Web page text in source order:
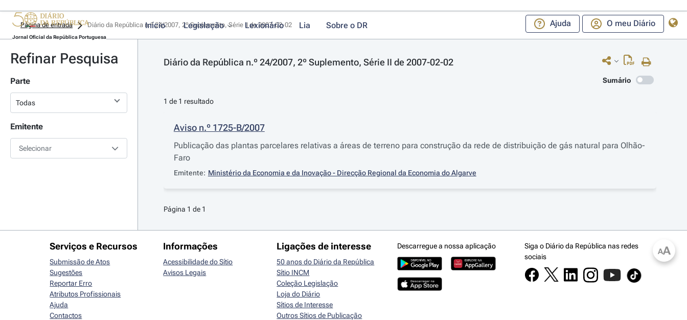
Jornal Oficial da República Portuguesa
Início Legislação Lexionário Lia Sobre o DR Ajuda O meu Diário
Página de entrada Diário da República n.º 24/2007, 2º Suplemento, Série II de 2007-02-02
Refinar Pesquisa
Parte
Emitente
Selecionar
Diário da República n.º 24/2007, 2º Suplemento, Série II de 2007-02-02
Sumário
1 de 1 resultado
Aviso n.º 1725-B/2007
Publicação das plantas parcelares relativas a áreas de terreno para construção da rede de distribuição de gás natural para Olhão-
Faro
Emitente: Ministério da Economia e da Inovação - Direcção Regional da Economia do Algarve
Página 1 de 1
AA
Serviços e Recursos
Submissão de Atos
Sugestões
Reportar Erro
Atributos Profissionais
Ajuda
Contactos
Informações
Acessibilidade do Sítio
Avisos Legais
Ligações de interesse
50 anos do Diário da República
Sítio INCM
Coleção Legislação
Loja do Diário
Sítios de Interesse
Outros Sítios de Publicação
Descarregue a nossa aplicação
Siga o Diário da República nas redes
sociais